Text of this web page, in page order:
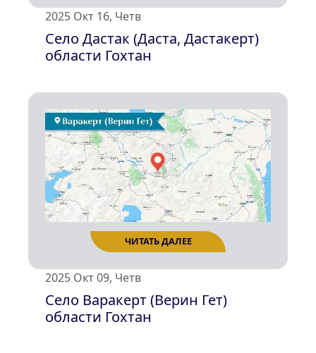
ЧИТАТЬ ДАЛЕЕ
2025 Окт 16, Четв
Село Дастак (Даста, Дастакерт)
области Гохтан
2025 Окт 09, Четв
Село Варакерт (Верин Гет)
области Гохтан